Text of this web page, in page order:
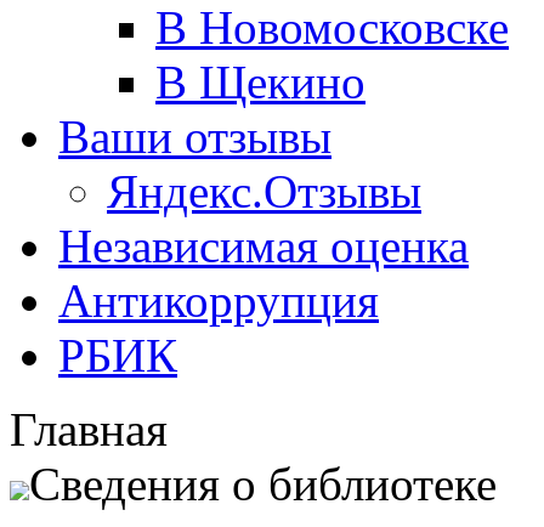
В Новомосковске
В Щекино
Ваши отзывы
Яндекс.Отзывы
Независимая оценка
Антикоррупция
РБИК
Главная
Сведения о библиотеке